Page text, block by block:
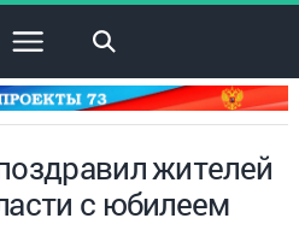
×
жителей
с юбилеем